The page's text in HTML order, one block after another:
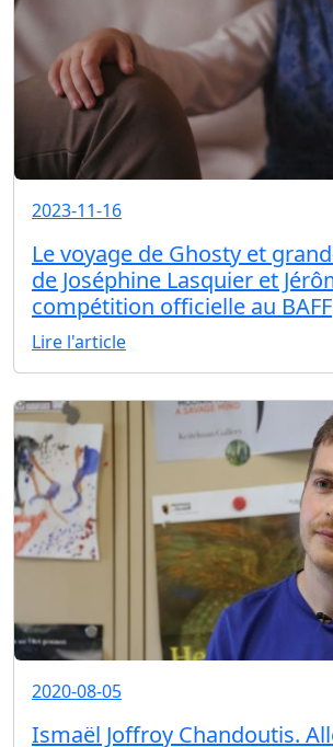
2023-11-16
Le voyage de Ghosty et
de Joséphine Lasquier et
compétition officielle au BAFF
Lire l'article
2020-08-05
Ismaël Joffroy Chandoutis.